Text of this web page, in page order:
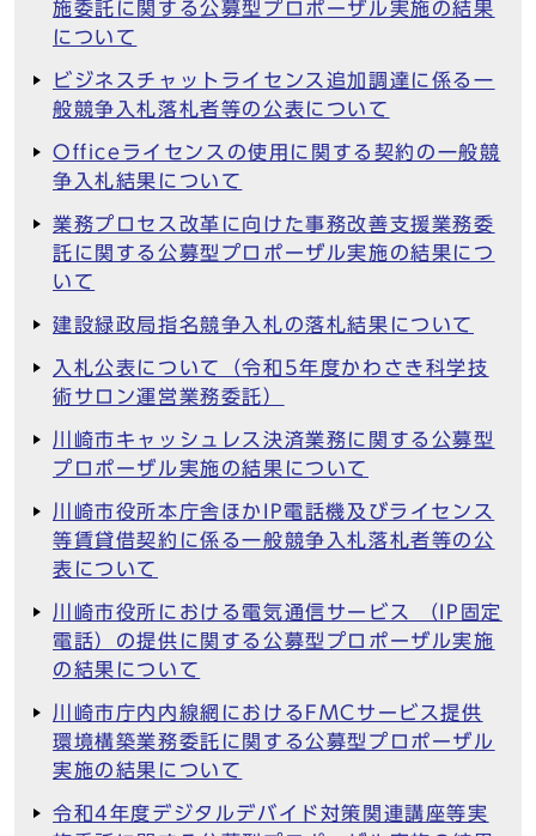
施委託に関する公募型プロポーザル実施の結果
について
ビジネスチャットライセンス追加調達に係る一
般競争入札落札者等の公表について
Officeライセンスの使用に関する契約の一般競
争入札結果について
業務プロセス改革に向けた事務改善支援業務委
託に関する公募型プロポーザル実施の結果につ
いて
建設緑政局指名競争入札の落札結果について
入札公表について（令和5年度かわさき科学技
術サロン運営業務委託）
川崎市キャッシュレス決済業務に関する公募型
プロポーザル実施の結果について
川崎市役所本庁舎ほかIP電話機及びライセンス
等賃貸借契約に係る一般競争入札落札者等の公
表について
川崎市役所における電気通信サービス （IP固定
電話）の提供に関する公募型プロポーザル実施
の結果について
川崎市庁内内線網におけるFMCサービス提供
環境構築業務委託に関する公募型プロポーザル
実施の結果について
令和4年度デジタルデバイド対策関連講座等実